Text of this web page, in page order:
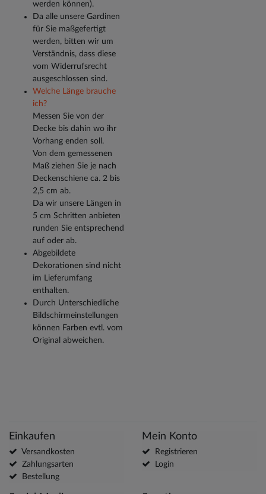
werden können).
Da alle unsere Gardinen
für Sie maßgefertigt
werden, bitten wir um
Verständnis, dass diese
vom Widerrufsrecht
ausgeschlossen sind.
Welche Länge brauche
ich?
Messen Sie von der
Decke bis dahin wo ihr
Vorhang enden soll.
Von dem gemessenen
Maß ziehen Sie je nach
Deckenschiene ca. 2 bis
2,5 cm ab.
Da wir unsere Längen in
5 cm Schritten anbieten
runden Sie entsprechend
auf oder ab.
Abgebildete
Dekorationen sind nicht
im Lieferumfang
enthalten.
Durch Unterschiedliche
Bildschirmeinstellungen
können Farben evtl. vom
Original abweichen.
Einkaufen
Versandkosten
Zahlungsarten
Bestellung
Mein Konto
Registrieren
Login